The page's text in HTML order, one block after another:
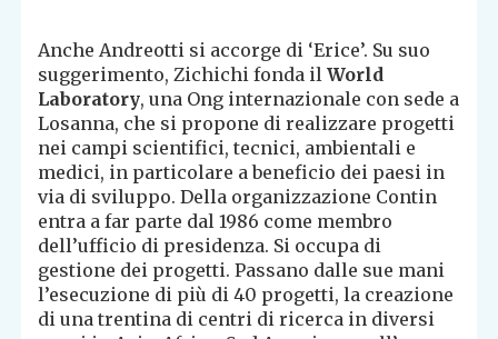
Anche Andreotti si accorge di ‘Erice’. Su suo
suggerimento, Zichichi fonda ilWorld
Laboratory, una Ong internazionale con sede a
Losanna, che si propone di realizzare progetti
nei campi scientifici, tecnici, ambientali e
medici, in particolare a beneficio dei paesi in
via di sviluppo. Della organizzazione Contin
entra a far parte dal 1986 come membro
dell’ufficio di presidenza. Si occupa di
gestione dei progetti. Passano dalle sue mani
l’esecuzione di più di 40 progetti, la creazione
di una trentina di centri di ricerca in diversi